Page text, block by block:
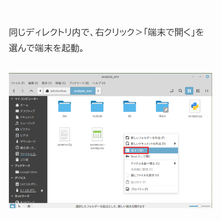
同じディレクトリ内で、右クリック＞「端末で開く」を
選んで端末を起動。